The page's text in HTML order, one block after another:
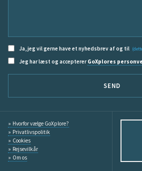
Ja, jeg vil gerne have et nyhedsbrev af og til
Jeg har læst og accepterer GoXplores
SEND
Hvorfor vælge GoXplore?
Privatlivspolitik
Cookies
Rejsevilkår
Om os